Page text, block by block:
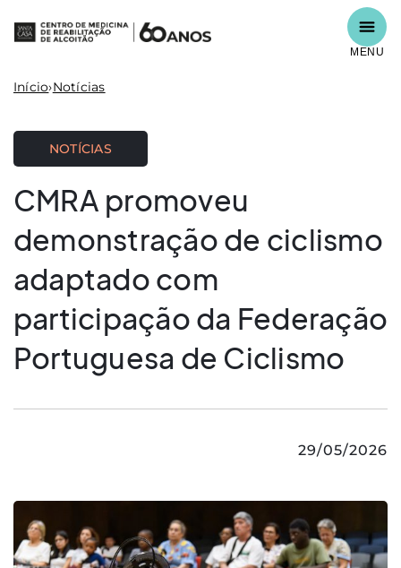
MENU
Início›Notícias
NOTÍCIAS
CMRA promoveu
demonstração de ciclismo
adaptado com
participação da Federação
Portuguesa de Ciclismo
29/05/2026